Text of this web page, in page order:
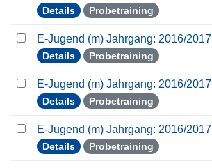
Details Probetraining
E-Jugend (m) Jahrgang: 2016/2017
Details Probetraining
E-Jugend (m) Jahrgang: 2016/2017
Details Probetraining
E-Jugend (m) Jahrgang: 2016/2017
Details Probetraining